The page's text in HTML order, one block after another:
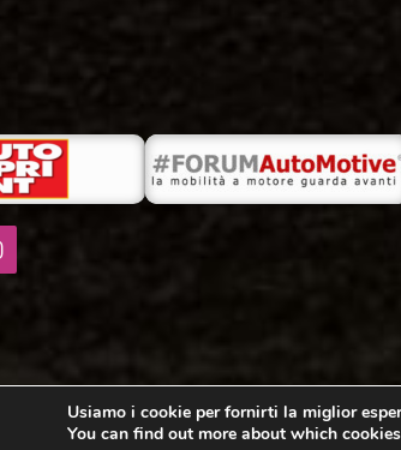
Instagram
Usiamo i cookie per fornirti la miglior
You can find out more about which